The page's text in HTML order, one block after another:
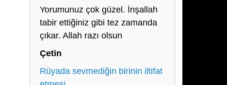
Yorumunuz çok güzel. İnşallah
tabir ettiğiniz gibi tez zamanda
çıkar. Allah razı olsun
Çetin
Rüyada sevmediğin birinin iltifat